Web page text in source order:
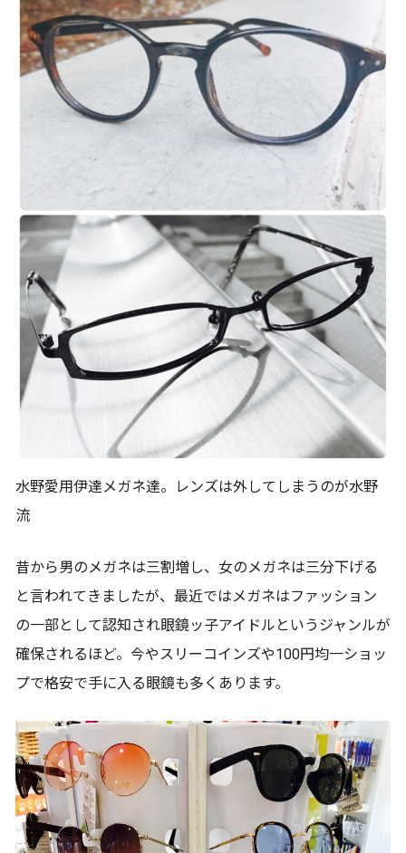
水野愛用伊達メガネ達。レンズは外してしまうのが水野
流
昔から男のメガネは三割増し、女のメガネは三分下げる
と言われてきましたが、最近ではメガネはファッション
の一部として認知され眼鏡ッ子アイドルというジャンルが
確保されるほど。今やスリーコインズや100円均一ショッ
プで格安で手に入る眼鏡も多くあります。